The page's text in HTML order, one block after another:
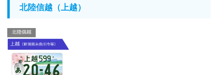
北陸信越（上越）